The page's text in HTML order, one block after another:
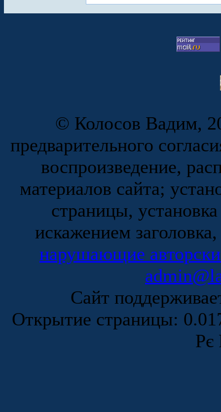
© Колосов Вадим,
предварительного
воспроизведение,
материалов сайта;
страницы,
искажением
нарушающие
Сайт
Открытие страницы:
Рє